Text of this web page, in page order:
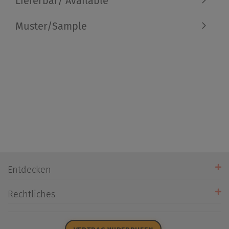
Muster/Sample
Entdecken
Öffnungszeiten
Rechtliches